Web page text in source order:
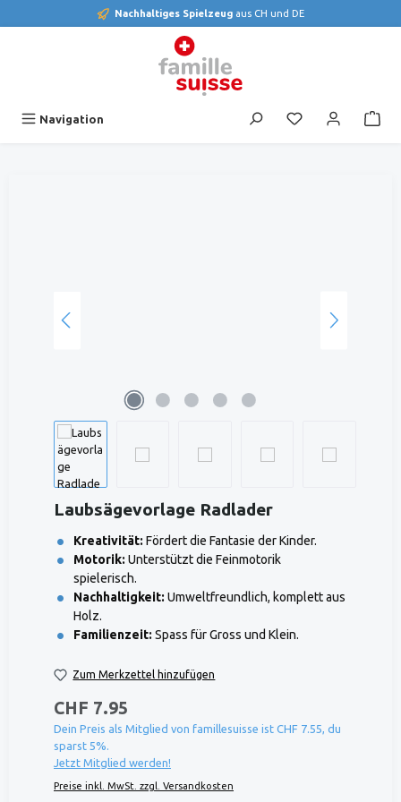
Nachhaltiges Spielzeug aus CH und DE
Navigation Du hast 0
Laubsägevorlage Radlader
Kreativität: Fördert die Fantasie der Kinder.
Motorik: Unterstützt die Feinmotorik
spielerisch.
Nachhaltigkeit: Umweltfreundlich, komplett aus
Holz.
Familienzeit: Spass für Gross und Klein.
Zum Merkzettel hinzufügen
CHF 7.95
Dein Preis als Mitglied von famillesuisse ist CHF 7.55, du
sparst 5%.
Jetzt Mitglied werden!
Preise inkl. MwSt. zzgl. Versandkosten